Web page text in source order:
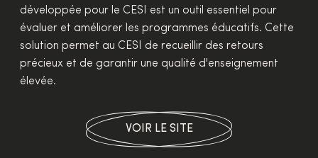
développée pour le CESI est un outil essentiel pour
évaluer et améliorer les programmes éducatifs. Cette
solution permet au CESI de recueillir des retours
précieux et de garantir une qualité d'enseignement
élevée.
VOIR LE SITE